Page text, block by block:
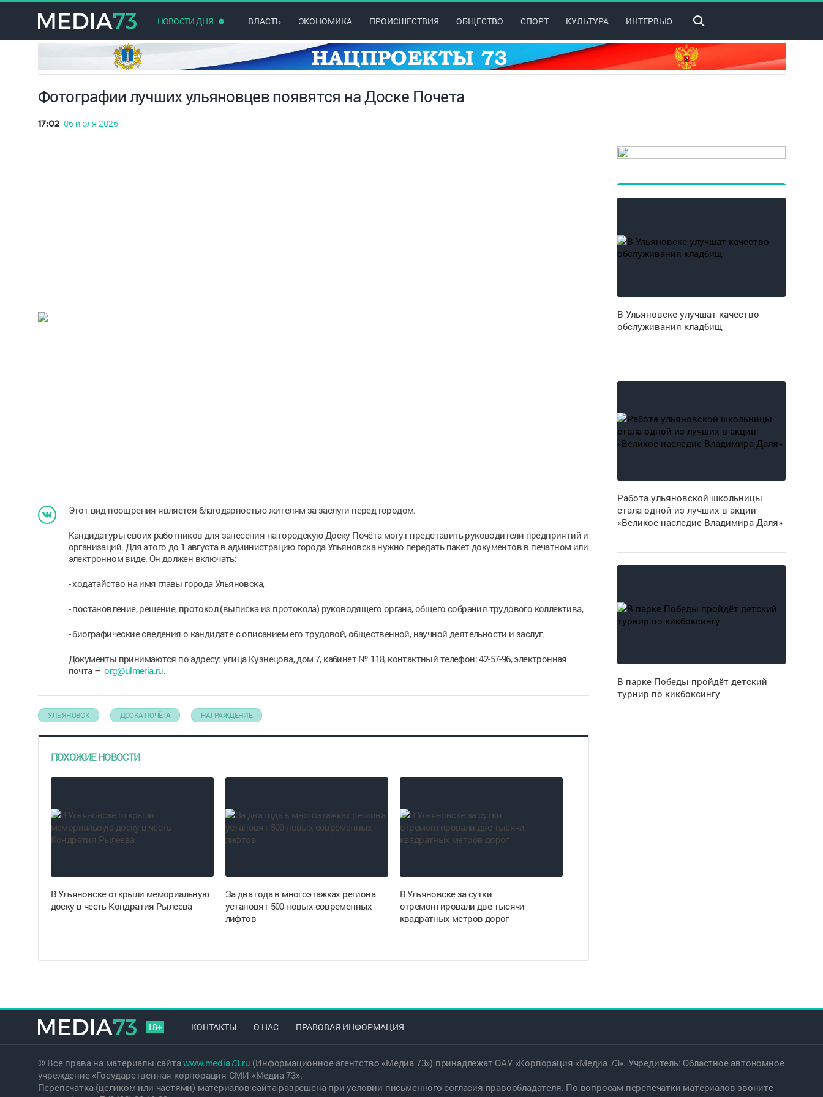
НОВОСТИ ДНЯ ВЛАСТЬ ЭКОНОМИКА ПРОИСШЕСТВИЯ ОБЩЕСТВО СПОРТ КУЛЬТУРА ИНТЕРВЬЮ
Фотографии лучших ульяновцев появятся на Доске Почета
17:02 06 июля 2026
Этот вид поощрения является благодарностью жителям за заслуги перед городом.
Кандидатуры своих работников для занесения на городскую Доску Почёта могут представить руководители предприятий и
организаций. Для этого до 1 августа в администрацию города Ульяновска нужно передать пакет документов в печатном или
электронном виде. Он должен включать:
- ходатайство на имя главы города Ульяновска,
- постановление, решение, протокол (выписка из протокола) руководящего органа, общего собрания трудового коллектива,
- биографические сведения о кандидате с описанием его трудовой, общественной, научной деятельности и заслуг.
Документы принимаются по адресу: улица Кузнецова, дом 7, кабинет № 118, контактный телефон: 42-57-96, электронная
почта –org@ulmeria.ru.
УЛЬЯНОВСК ДОСКА ПОЧЁТА НАГРАЖДЕНИЕ
ПОХОЖИЕ НОВОСТИ
В Ульяновске открыли мемориальную
доску в честь Кондратия Рылеева
За два года в многоэтажках региона
установят 500 новых современных
лифтов
В Ульяновске за сутки
отремонтировали две тысячи
квадратных метров дорог
В Ульяновске улучшат качество
обслуживания кладбищ
Работа ульяновской школьницы
стала одной из лучших в акции
«Великое наследие Владимира Даля»
В парке Победы пройдёт детский
турнир по кикбоксингу
18+ КОНТАКТЫ О НАС ПРАВОВАЯ ИНФОРМАЦИЯ
© Все права на материалы сайтаwww.media73.ru (Информационное агентство «Медиа 73») принадлежат ОАУ «Корпорация «Медиа 73». Учредитель: Областное автономное
учреждение «Государственная корпорация СМИ «Медиа 73».
Перепечатка (целиком или частями) материалов сайта разрешена при условии письменного согласия правообладателя. По вопросам перепечатки материалов звоните